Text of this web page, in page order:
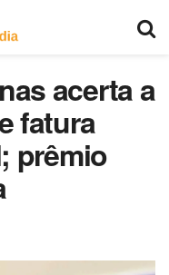
acerta a
fatura
prêmio